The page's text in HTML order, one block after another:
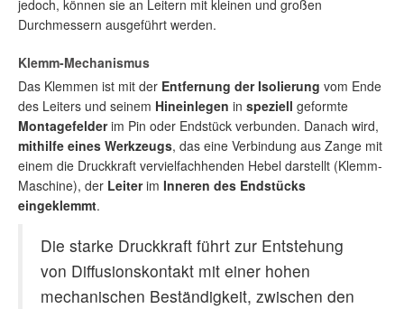
jedoch, können sie an Leitern mit kleinen und großen
Durchmessern ausgeführt werden.
Klemm-Mechanismus
Das Klemmen ist mit der Entfernung der Isolierung vom Ende
des Leiters und seinem Hineinlegen in speziell geformte
Montagefelderim Pin oder Endstück verbunden. Danach wird,
mithilfe eines Werkzeugs, das eine Verbindung aus Zange mit
einem die Druckkraft vervielfachhenden Hebel darstellt (Klemm-
Maschine), der Leiterim Inneren des Endstücks
eingeklemmt.
Die starke Druckkraft führt zur Entstehung
von Diffusionskontakt mit einer hohen
mechanischen Beständigkeit, zwischen den